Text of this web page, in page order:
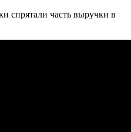
спрятали часть выручки в